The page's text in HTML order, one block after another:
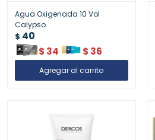
Agua Oxigenada 10 Vol
Calypso
$ 40
$ 34 $ 36